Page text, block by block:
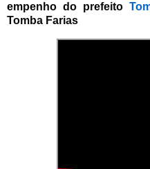
empenho do prefeito
Tomba Farias